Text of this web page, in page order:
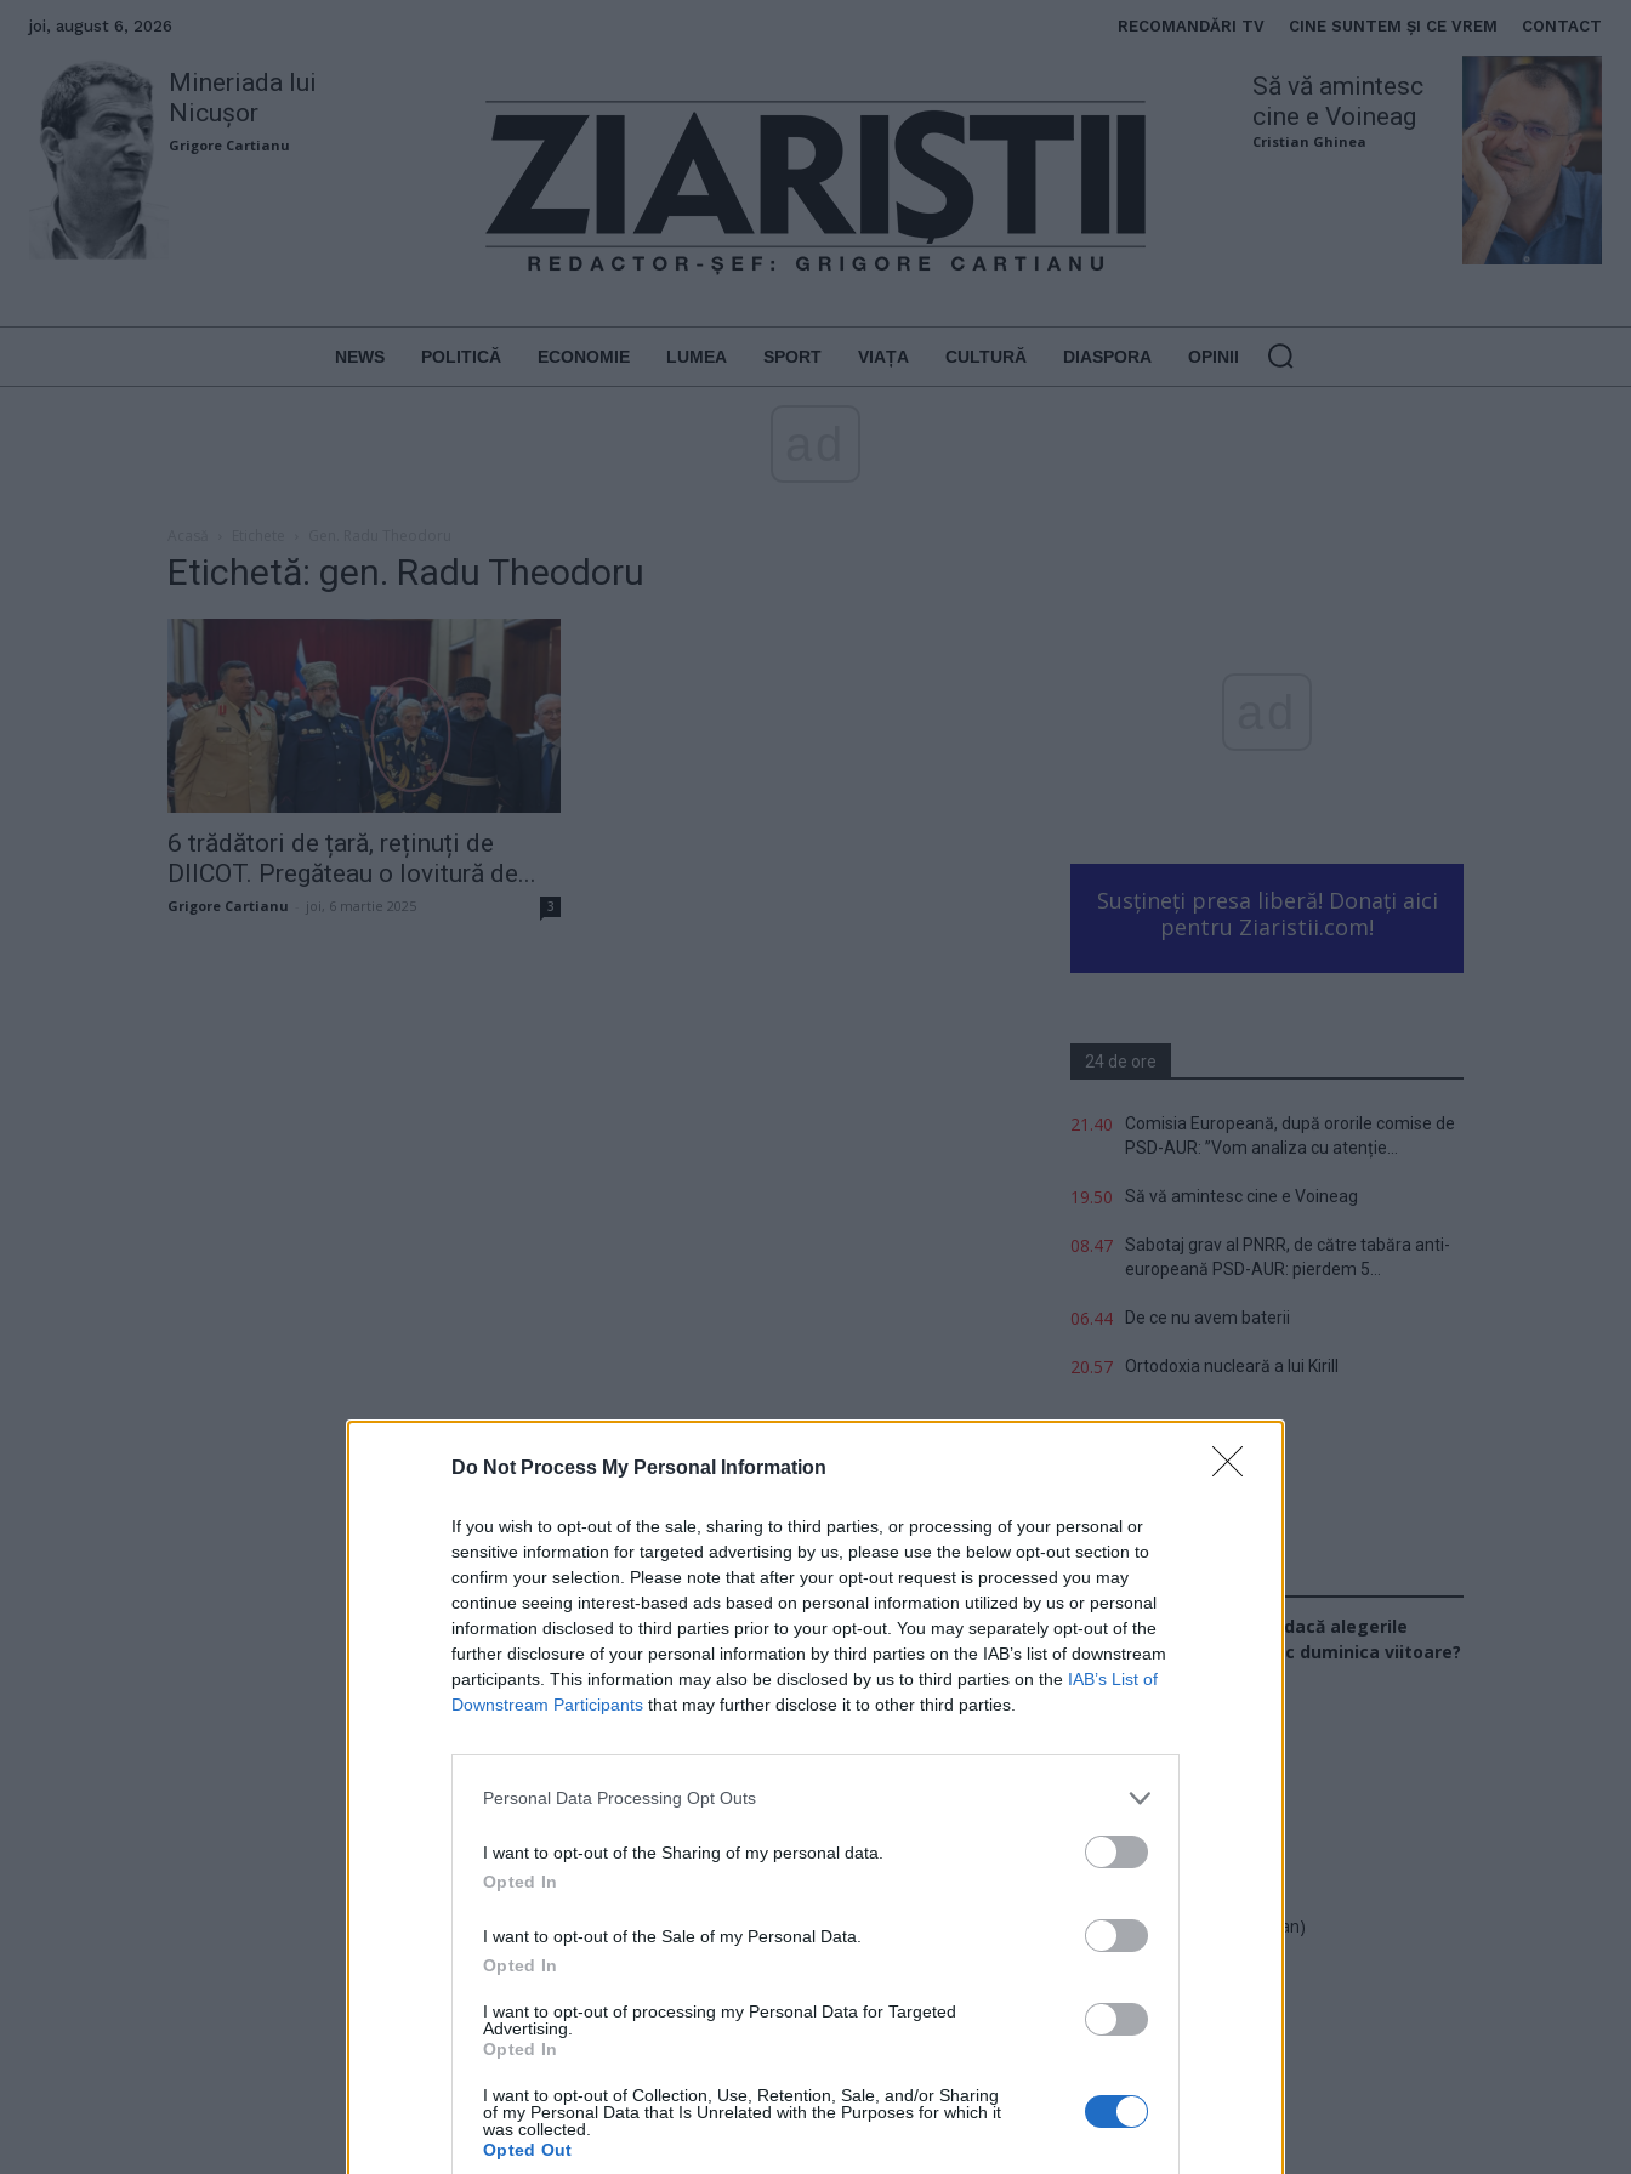
Do Not Process My Personal Information
If you wish to opt-out of the sale, sharing to third parties, or processing of your personal or
sensitive information for targeted advertising by us, please use the below opt-out section to
confirm your selection. Please note that after your opt-out request is processed you may
continue seeing interest-based ads based on personal information utilized by us or personal
information disclosed to third parties prior to your opt-out. You may separately opt-out of the
further disclosure of your personal information by third parties on the IAB’s list of downstream
participants. This information may also be disclosed by us to third parties on the IAB’s List of
Downstream Participants that may further disclose it to other third parties.
Personal Data Processing Opt Outs
I want to opt-out of the Sharing of my personal data.
Opted In
I want to opt-out of the Sale of my Personal Data.
Opted In
I want to opt-out of processing my Personal Data for Targeted
Advertising.
Opted In
I want to opt-out of Collection, Use, Retention, Sale, and/or Sharing
of my Personal Data that Is Unrelated with the Purposes for which it
was collected.
Opted Out
joi, august 6, 2026 RECOMANDĂRI TV CINE SUNTEM ȘI CE VREM CONTACT
Mineriada lui
Nicușor
Grigore Cartianu
Să vă amintesc
cine e Voineag
Cristian Ghinea
NEWS POLITICĂ ECONOMIE LUMEA SPORT VIAȚA CULTURĂ DIASPORA OPINII
Etichetă: gen. Radu Theodoru
6 trădători de țară, reținuți de
DIICOT. Pregăteau o lovitură de...
Grigore Cartianu joi, 6 martie 2025 3
Susțineți presa liberă! Donați aici
pentru Ziaristii.com!
24 de ore
21.40
Comisia Europeană, după ororile comise de
PSD-AUR: ”Vom analiza cu atenție...
19.50 Să vă amintesc cine e Voineag
08.47
Sabotaj grav al PNRR, de către tabăra anti-
europeană PSD-AUR: pierdem 5...
06.44 De ce nu avem baterii
20.57 Ortodoxia nucleară a lui Kirill
Sondaj
Ce partid ați vota dacă alegerile
parlamentare ar avea loc duminica viitoare?
UDMR
Forța Dreptei (L. Orban)
REPER
SENS
POT (Gavrilă)